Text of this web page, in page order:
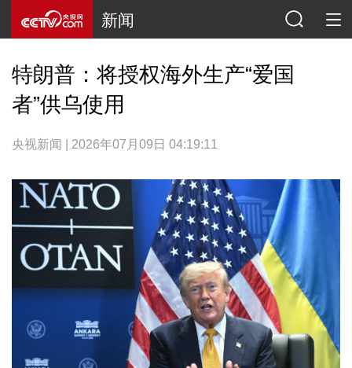
新闻
特朗普：将授权海外生产“爱国
者”供乌使用
央视新闻 | 2026年07月09日 04:19:11